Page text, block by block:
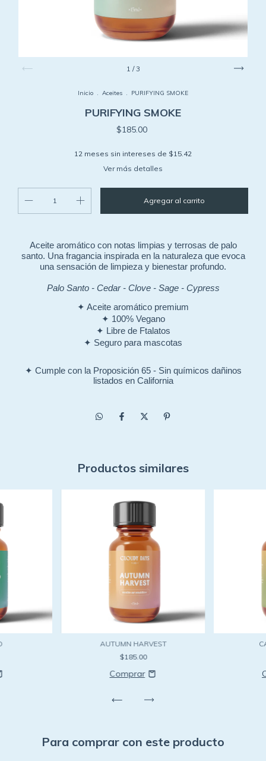
1 /3
Inicio . Aceites . PURIFYING SMOKE
PURIFYING SMOKE
$185.00
12 meses sin intereses de $15.42
Ver más detalles
Aceite aromático con notas limpias y terrosas de palo
santo. Una fragancia inspirada en la naturaleza que evoca
una sensación de limpieza y bienestar profundo.
Palo Santo - Cedar - Clove - Sage - Cypress
✦ Aceite aromático premium
✦ 100% Vegano
✦ Libre de Ftalatos
✦ Seguro para mascotas
✦ Cumple con la Proposición 65 - Sin químicos dañinos
listados en California
Productos similares
AUTUMN HARVEST
$185.00
Para comprar con este producto